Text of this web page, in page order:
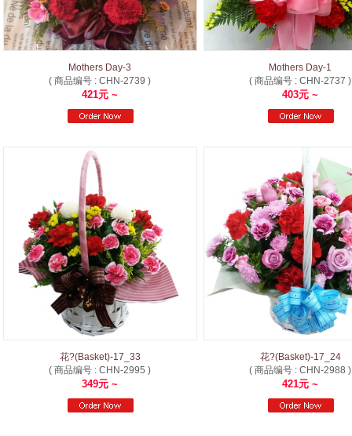
Mothers Day-3
( 商品编号 : CHN-2739 )
421元 ~
Mothers Day-1
( 商品编号 : CHN-2737 )
403元 ~
花?(Basket)-17_33
( 商品编号 : CHN-2995 )
349元 ~
花?(Basket)-17_24
( 商品编号 : CHN-2988 )
421元 ~